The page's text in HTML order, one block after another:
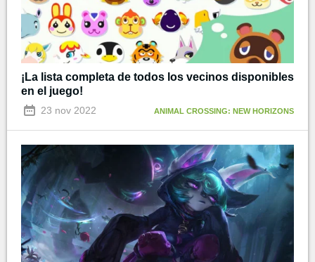
¡La lista completa de todos los vecinos disponibles
en el juego!
23 nov 2022 ANIMAL CROSSING: NEW HORIZONS